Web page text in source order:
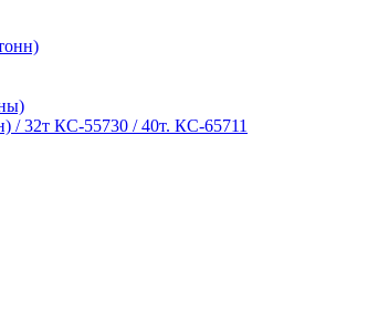
/ 32т КС-55730 / 40т. КС-65711